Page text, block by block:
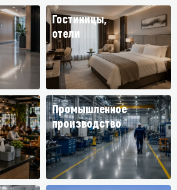
Гостиницы,
отели
Промышленное
производство